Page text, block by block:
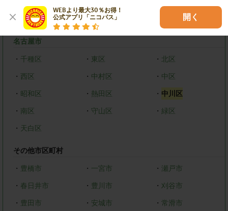
WEBより最大30％お得！
公式アプリ「ニコパス」
開く
愛知県
名古屋市
・ 千種区 ・ 東区 ・ 北区
・ 西区 ・ 中村区 ・ 中区
・ 昭和区 ・ 熱田区 ・ 中川区
・ 南区 ・ 守山区 ・ 緑区
・ 天白区
その他市区町村
・ 豊橋市 ・ 一宮市 ・瀬戸市
・ 春日井市 ・ 豊川市 ・ 刈谷市
・ 豊田市 ・ 安城市 ・ 常滑市